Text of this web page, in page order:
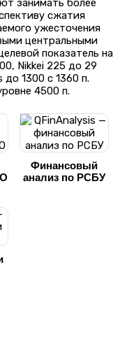
занимать более
сжатия
ужесточения
центральными
показатель на
Nikkei 225 до 29
до 1300 с 1360 п.
4500 п.
Финансовый
анализ по РСБУ